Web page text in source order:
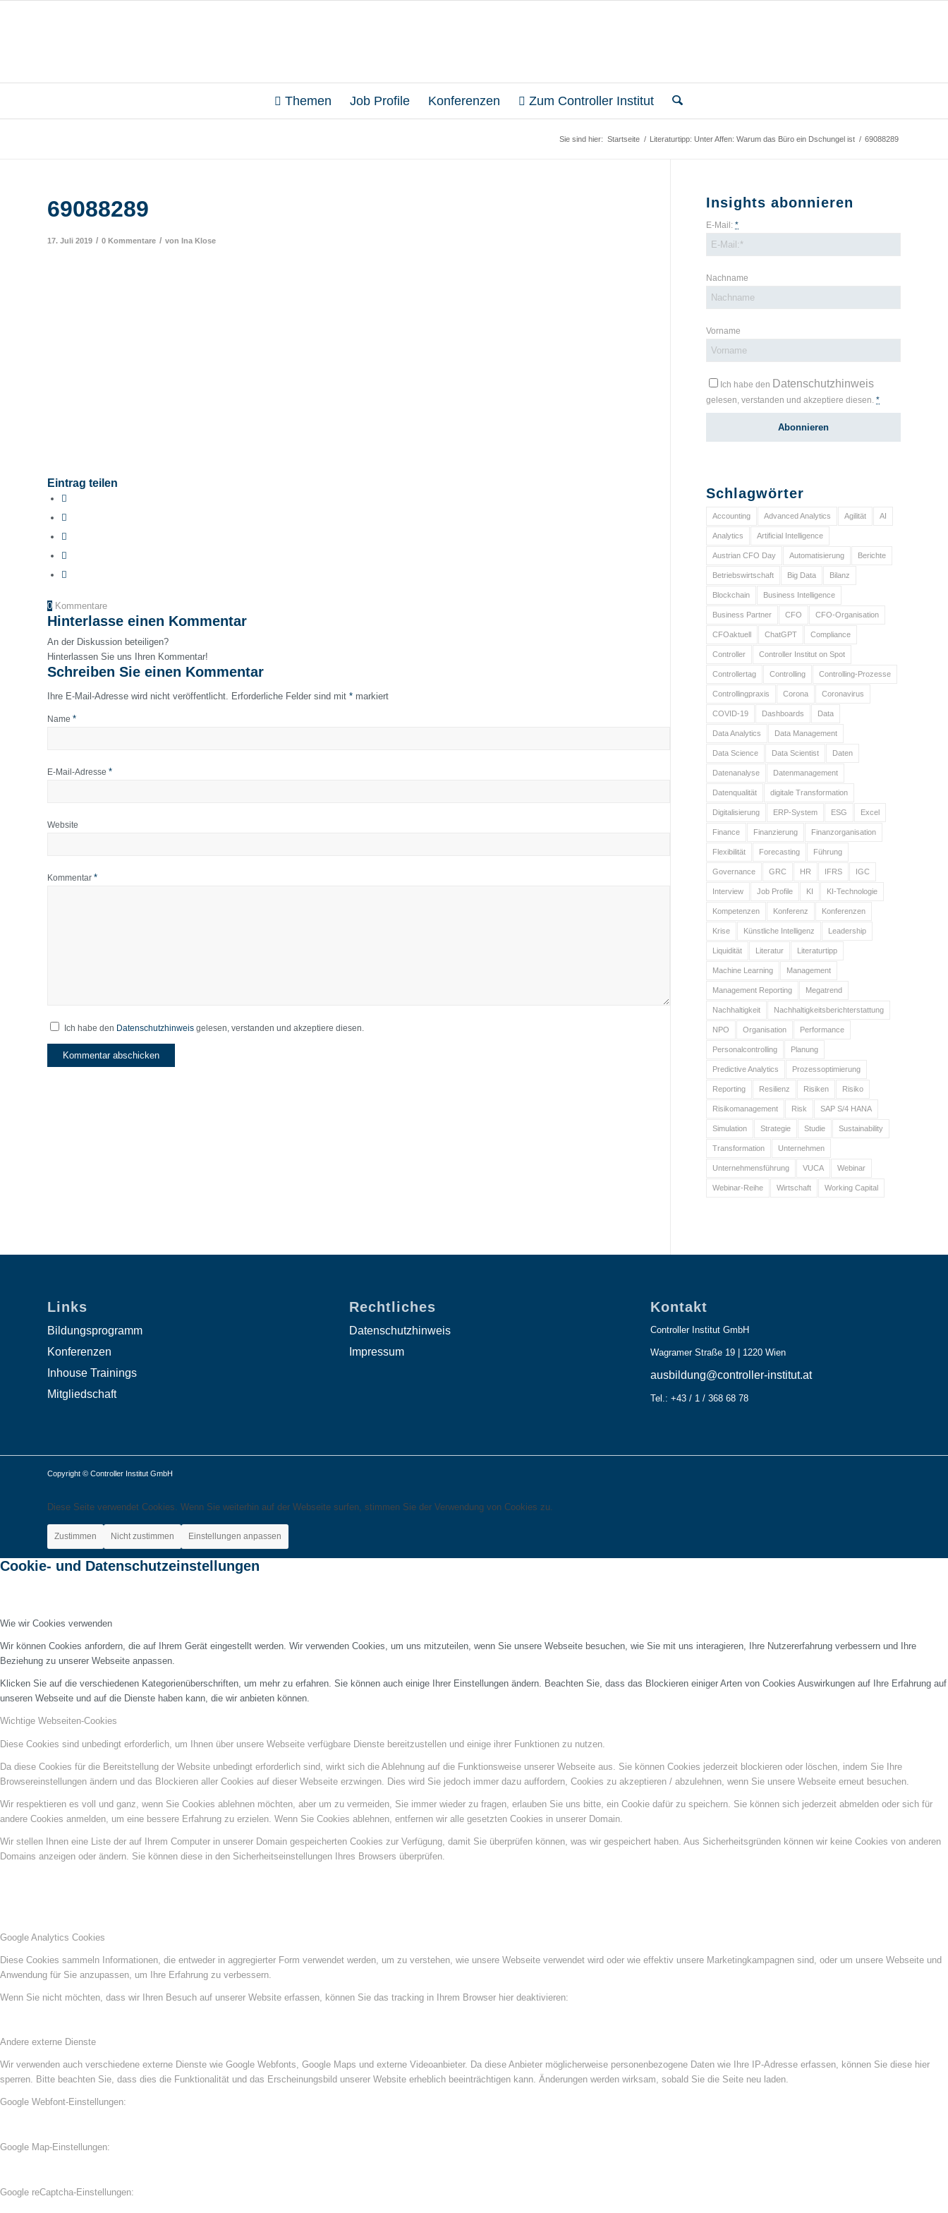
Themen Job Profile Konferenzen Zum Controller Institut
Sie sind hier: Startseite / Literaturtipp: Unter Affen: Warum das Büro ein Dschungel ist / 69088289
69088289
17. Juli 2019 / 0 Kommentare / von Ina Klose
Eintrag teilen
0 Kommentare
Hinterlasse einen Kommentar
An der Diskussion beteiligen?
Hinterlassen Sie uns Ihren Kommentar!
Schreiben Sie einen Kommentar
Ihre E-Mail-Adresse wird nicht veröffentlicht. Erforderliche Felder sind mit * markiert
Name *
E-Mail-Adresse *
Website
Kommentar *
Ich habe den Datenschutzhinweis gelesen, verstanden und akzeptiere diesen.
Insights abonnieren
E-Mail:*
Nachname
Vorname
Ich habe den Datenschutzhinweis
gelesen, verstanden und akzeptiere diesen.*
Schlagwörter
Accounting Advanced Analytics Agilität AI
Analytics Artificial Intelligence
Austrian CFO Day Automatisierung Berichte
Betriebswirtschaft Big Data Bilanz
Blockchain Business Intelligence
Business Partner CFO CFO-Organisation
CFOaktuell ChatGPT Compliance
Controller Controller Institut on Spot
Controllertag Controlling Controlling-Prozesse
Controllingpraxis Corona Coronavirus
COVID-19 Dashboards Data
Data Analytics Data Management
Data Science Data Scientist Daten
Datenanalyse Datenmanagement
Datenqualität digitale Transformation
Digitalisierung ERP-System ESG Excel
Finance Finanzierung Finanzorganisation
Flexibilität Forecasting Führung
Governance GRC HR IFRS IGC
Interview Job Profile KI KI-Technologie
Kompetenzen Konferenz Konferenzen
Krise Künstliche Intelligenz Leadership
Liquidität Literatur Literaturtipp
Machine Learning Management
Management Reporting Megatrend
Nachhaltigkeit Nachhaltigkeitsberichterstattung
NPO Organisation Performance
Personalcontrolling Planung
Predictive Analytics Prozessoptimierung
Reporting Resilienz Risiken Risiko
Risikomanagement Risk SAP S/4 HANA
Simulation Strategie Studie Sustainability
Transformation Unternehmen
Unternehmensführung VUCA Webinar
Webinar-Reihe Wirtschaft Working Capital
Links
Bildungsprogramm
Konferenzen
Inhouse Trainings
Mitgliedschaft
Rechtliches
Datenschutzhinweis
Impressum
Kontakt
Controller Institut GmbH
Wagramer Straße 19 | 1220 Wien
ausbildung@controller-institut.at
Tel.: +43 / 1 / 368 68 78
Copyright © Controller Institut GmbH
Diese Seite verwendet Cookies. Wenn Sie weiterhin auf der Webseite surfen, stimmen Sie der Verwendung von Cookies zu.
Zustimmen Nicht zustimmen Einstellungen anpassen
Cookie- und Datenschutzeinstellungen
Wie wir Cookies verwenden
Wir können Cookies anfordern, die auf Ihrem Gerät eingestellt werden. Wir verwenden Cookies, um uns mitzuteilen, wenn Sie unsere Webseite besuchen, wie Sie mit uns interagieren, Ihre Nutzererfahrung verbessern und Ihre
Beziehung zu unserer Webseite anpassen.
Klicken Sie auf die verschiedenen Kategorienüberschriften, um mehr zu erfahren. Sie können auch einige Ihrer Einstellungen ändern. Beachten Sie, dass das Blockieren einiger Arten von Cookies Auswirkungen auf Ihre Erfahrung auf
unseren Webseite und auf die Dienste haben kann, die wir anbieten können.
Wichtige Webseiten-Cookies
Diese Cookies sind unbedingt erforderlich, um Ihnen über unsere Webseite verfügbare Dienste bereitzustellen und einige ihrer Funktionen zu nutzen.
Da diese Cookies für die Bereitstellung der Website unbedingt erforderlich sind, wirkt sich die Ablehnung auf die Funktionsweise unserer Webseite aus. Sie können Cookies jederzeit blockieren oder löschen, indem Sie Ihre
Browsereinstellungen ändern und das Blockieren aller Cookies auf dieser Webseite erzwingen. Dies wird Sie jedoch immer dazu auffordern, Cookies zu akzeptieren / abzulehnen, wenn Sie unsere Webseite erneut besuchen.
Wir respektieren es voll und ganz, wenn Sie Cookies ablehnen möchten, aber um zu vermeiden, Sie immer wieder zu fragen, erlauben Sie uns bitte, ein Cookie dafür zu speichern. Sie können sich jederzeit abmelden oder sich für
andere Cookies anmelden, um eine bessere Erfahrung zu erzielen. Wenn Sie Cookies ablehnen, entfernen wir alle gesetzten Cookies in unserer Domain.
Wir stellen Ihnen eine Liste der auf Ihrem Computer in unserer Domain gespeicherten Cookies zur Verfügung, damit Sie überprüfen können, was wir gespeichert haben. Aus Sicherheitsgründen können wir keine Cookies von anderen
Domains anzeigen oder ändern. Sie können diese in den Sicherheitseinstellungen Ihres Browsers überprüfen.
Google Analytics Cookies
Diese Cookies sammeln Informationen, die entweder in aggregierter Form verwendet werden, um zu verstehen, wie unsere Webseite verwendet wird oder wie effektiv unsere Marketingkampagnen sind, oder um unsere Webseite und
Anwendung für Sie anzupassen, um Ihre Erfahrung zu verbessern.
Wenn Sie nicht möchten, dass wir Ihren Besuch auf unserer Website erfassen, können Sie das tracking in Ihrem Browser hier deaktivieren:
Andere externe Dienste
Wir verwenden auch verschiedene externe Dienste wie Google Webfonts, Google Maps und externe Videoanbieter. Da diese Anbieter möglicherweise personenbezogene Daten wie Ihre IP-Adresse erfassen, können Sie diese hier
sperren. Bitte beachten Sie, dass dies die Funktionalität und das Erscheinungsbild unserer Website erheblich beeinträchtigen kann. Änderungen werden wirksam, sobald Sie die Seite neu laden.
Google Webfont-Einstellungen:
Google Map-Einstellungen:
Google reCaptcha-Einstellungen: